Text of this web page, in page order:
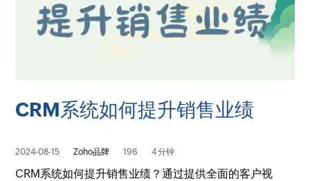
CRM系统如何提升销售业绩
2024-08-15 Zoho品牌 196 4 分钟
CRM系统如何提升销售业绩？通过提供全面的客户视